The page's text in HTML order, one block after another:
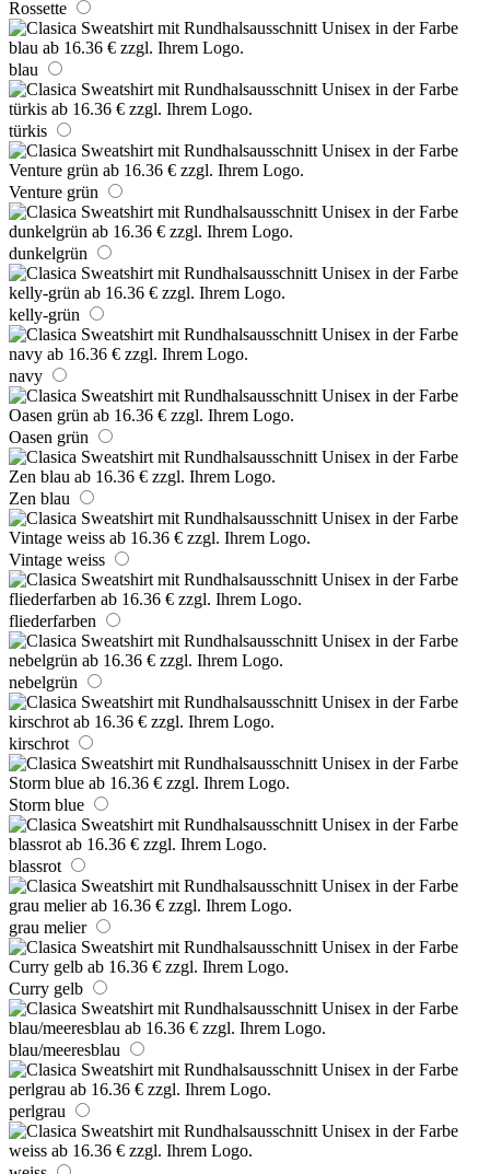
Rossette
blau
türkis
Venture grün
dunkelgrün
kelly-grün
navy
Oasen grün
Zen blau
Vintage weiss
fliederfarben
nebelgrün
kirschrot
Storm blue
blassrot
grau melier
Curry gelb
blau/meeresblau
perlgrau